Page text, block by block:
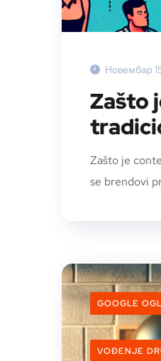
Новембар
Zašto
Zašto je
se brendovi
GOOGLE
VOĐENJE